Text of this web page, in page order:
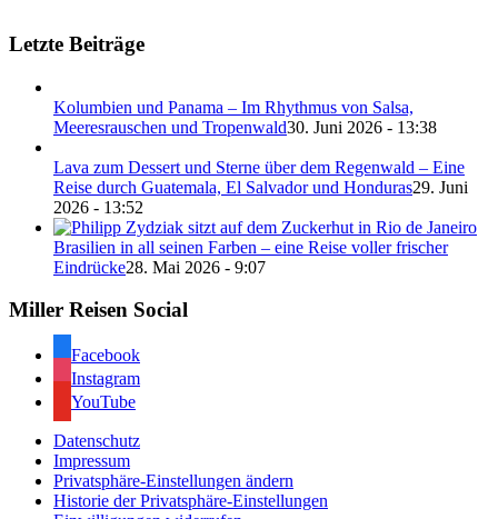
Letzte Beiträge
Kolumbien und Panama – Im Rhythmus von Salsa,
Meeresrauschen und Tropenwald30. Juni 2026 - 13:38
Lava zum Dessert und Sterne über dem Regenwald – Eine
Reise durch Guatemala, El Salvador und Honduras29. Juni
2026 - 13:52
Brasilien in all seinen Farben – eine Reise voller frischer
Eindrücke28. Mai 2026 - 9:07
Miller Reisen Social
Facebook
Instagram
YouTube
Datenschutz
Impressum
Privatsphäre-Einstellungen ändern
Historie der Privatsphäre-Einstellungen